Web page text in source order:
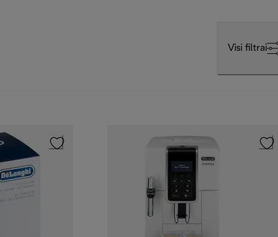
Visi filtrai